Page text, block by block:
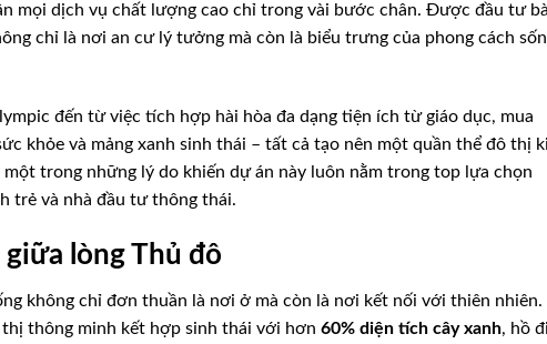
mọi dịch vụ chất lượng cao chỉ trong vài bước chân. Được đầu tư
chỉ là nơi an cư lý tưởng mà còn là biểu trưng của phong cách
đến từ việc tích hợp hài hòa đa dạng tiện ích từ giáo dục, mua
khỏe và mảng xanh sinh thái – tất cả tạo nên một quần thể đô thị
trong những lý do khiến dự án này luôn nằm trong top lựa chọn
trẻ và nhà đầu tư thông thái.
giữa lòng Thủ đô
không chỉ đơn thuần là nơi ở mà còn là nơi kết nối với thiên
thông minh kết hợp sinh thái với hơn 60% diện tích cây xanh, hồ